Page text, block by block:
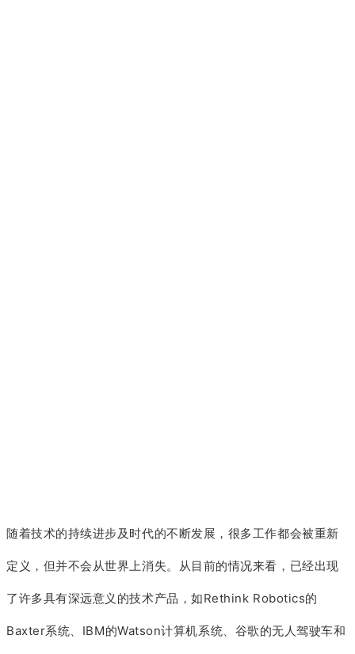
随着技术的持续进步及时代的不断发展，很多工作都会被重新
定义，但并不会从世界上消失。从目前的情况来看，已经出现
了许多具有深远意义的技术产品，如Rethink Robotics的
Baxter系统、IBM的Watson计算机系统、谷歌的无人驾驶车和